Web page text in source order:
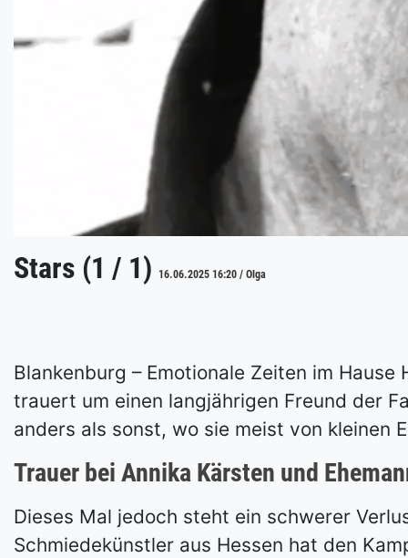
Stars (1 / 1) 16.06.2025 16:20 / Olga
Blankenburg – Emotionale Zeiten im
trauert um einen langjährigen Freund der
anders als sonst, wo sie meist von kleinen
Trauer bei Annika Kärsten und
Dieses Mal jedoch steht ein schwerer
Schmiedekünstler aus Hessen hat den